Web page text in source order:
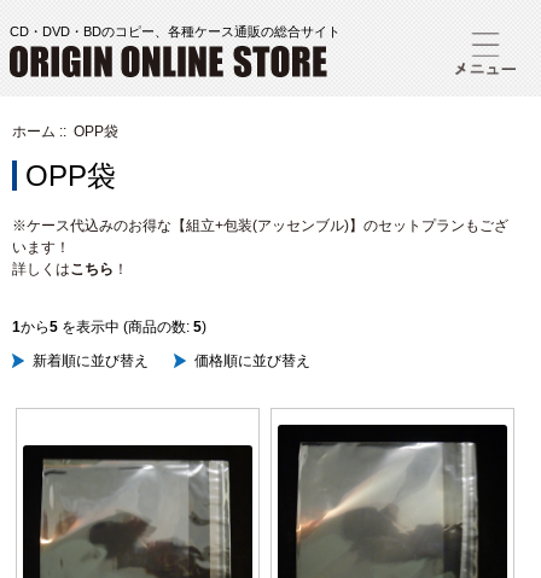
CD・DVD・BDのコピー、各種ケース通販の総合サイト
ホーム :: OPP袋
OPP袋
※ケース代込みのお得な【組立+包装(アッセンブル)】のセットプランもござ
います！
詳しくはこちら ！
1から5 を表示中 (商品の数: 5)
新着順に並び替え
価格順に並び替え